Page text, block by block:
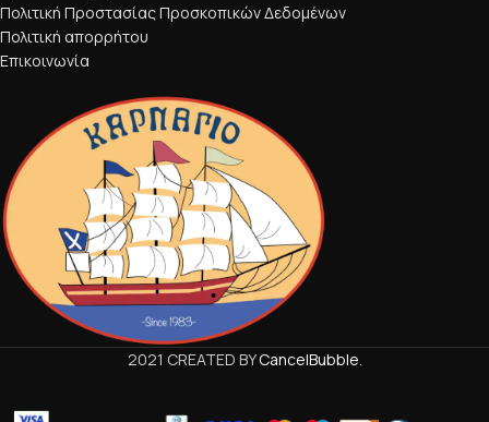
Πολιτική Προστασίας Προσκοπικών Δεδομένων
Πολιτική απορρήτου
Επικοινωνία
2021 CREATED BYCancelBubble.